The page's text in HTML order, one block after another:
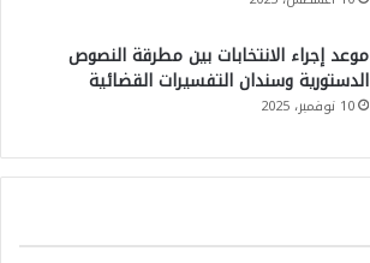
موعد إجراء الانتخابات بين مطرقة النصوص
الدستورية وسندان التفسيرات القضائية
10 نوفمبر، 2025